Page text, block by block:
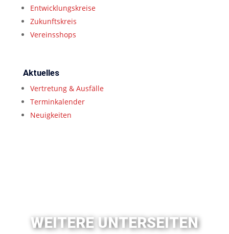
Entwicklungskreise
Zukunftskreis
Vereinsshops
Aktuelles
Vertretung & Ausfälle
Terminkalender
Neuigkeiten
WEITERE UNTERSEITEN